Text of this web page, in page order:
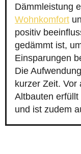
Dämmleistung
Wohnkomfort
positiv
gedämmt ist,
Einsparungen
Die
kurzer Zeit. Vor
Altbauten
und ist zudem